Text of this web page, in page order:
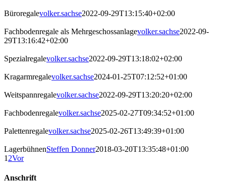
Büroregalevolker.sachse2022-09-29T13:15:40+02:00
Fachbodenregale als Mehrgeschossanlagevolker.sachse2022-09-
29T13:16:42+02:00
Spezialregalevolker.sachse2022-09-29T13:18:02+02:00
Kragarmregalevolker.sachse2024-01-25T07:12:52+01:00
Weitspannregalevolker.sachse2022-09-29T13:20:20+02:00
Fachbodenregalevolker.sachse2025-02-27T09:34:52+01:00
Palettenregalevolker.sachse2025-02-26T13:49:39+01:00
LagerbühnenSteffen Donner2018-03-20T13:35:48+01:00
1 2Vor
Anschrift